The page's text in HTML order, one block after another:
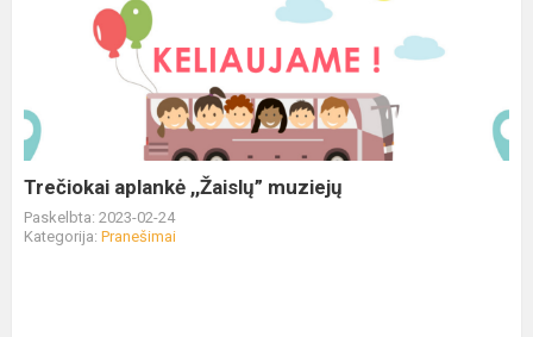
Trečiokai aplankė ,,Žaislų” muziejų
Paskelbta: 2023-02-24
Kategorija: Pranešimai